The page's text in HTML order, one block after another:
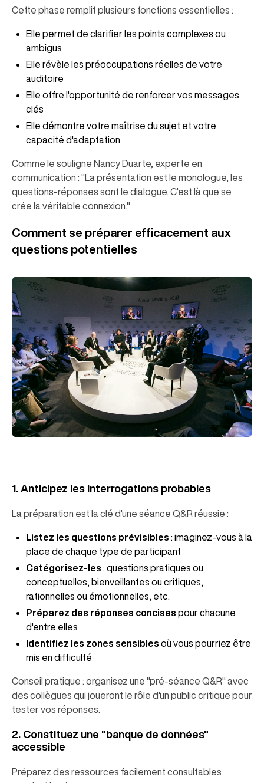
Cette phase remplit plusieurs fonctions essentielles :
Elle permet de clarifier les points complexes ou
ambigus
Elle révèle les préoccupations réelles de votre
auditoire
Elle offre l'opportunité de renforcer vos messages
clés
Elle démontre votre maîtrise du sujet et votre
capacité d'adaptation
Comme le souligne Nancy Duarte, experte en
communication : "La présentation est le monologue, les
questions-réponses sont le dialogue. C'est là que se
crée la véritable connexion."
Comment se préparer efficacement aux
questions potentielles
1. Anticipez les interrogations probables
La préparation est la clé d'une séance Q&R réussie :
Listez les questions prévisibles : imaginez-vous à la
place de chaque type de participant
Catégorisez-les : questions pratiques ou
conceptuelles, bienveillantes ou critiques,
rationnelles ou émotionnelles, etc.
Préparez des réponses concises pour chacune
d'entre elles
Identifiez les zones sensibles où vous pourriez être
mis en difficulté
Conseil pratique : organisez une "pré-séance Q&R" avec
des collègues qui joueront le rôle d'un public critique pour
tester vos réponses.
2. Constituez une "banque de données"
accessible
Préparez des ressources facilement consultables